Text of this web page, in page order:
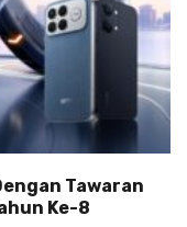
Tawaran
Ke-8